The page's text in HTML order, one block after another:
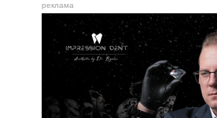
реклама